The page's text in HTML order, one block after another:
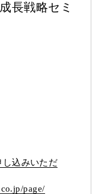
長戦略セミ
し込みいただ
page/